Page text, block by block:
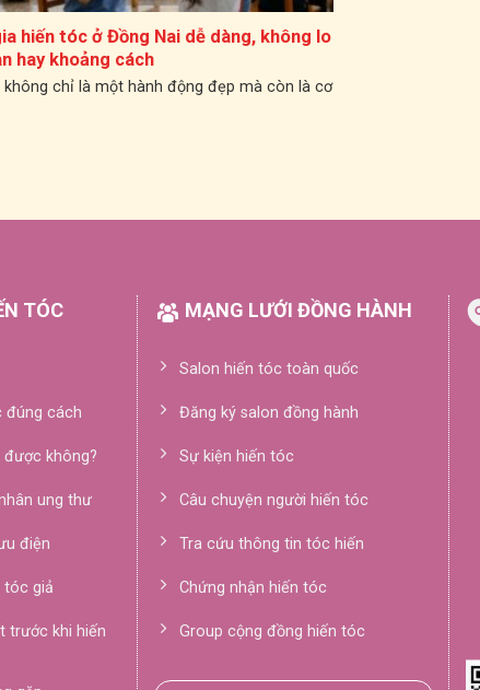
hiến tóc ở Đồng Nai dễ dàng, không lo
hay khoảng cách
chỉ là một hành động đẹp mà còn là cơ
TÓC
đúng cách
không?
ung thư
điện
tóc giả
trước khi hiến
MẠNG LƯỚI ĐỒNG HÀNH
Salon hiến tóc toàn quốc
Đăng ký salon đồng hành
Sự kiện hiến tóc
Câu chuyện người hiến tóc
Tra cứu thông tin tóc hiến
Chứng nhận hiến tóc
Group cộng đồng hiến tóc